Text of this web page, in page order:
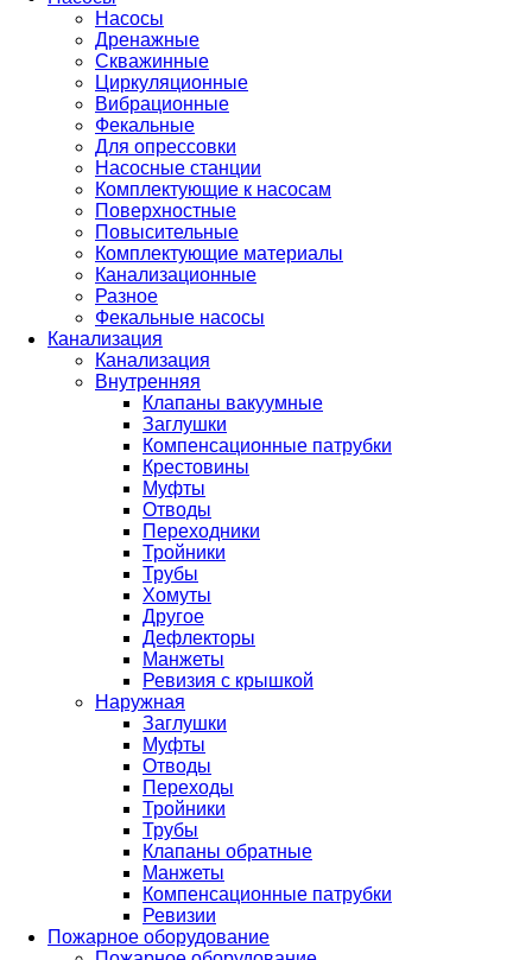
Насосы
Дренажные
Скважинные
Циркуляционные
Вибрационные
Фекальные
Для опрессовки
Насосные станции
Комплектующие к насосам
Поверхностные
Повысительные
Комплектующие материалы
Канализационные
Разное
Фекальные насосы
Канализация
Канализация
Внутренняя
Клапаны вакуумные
Заглушки
Компенсационные патрубки
Крестовины
Муфты
Отводы
Переходники
Тройники
Трубы
Хомуты
Другое
Дефлекторы
Манжеты
Ревизия с крышкой
Наружная
Заглушки
Муфты
Отводы
Переходы
Тройники
Трубы
Клапаны обратные
Манжеты
Компенсационные патрубки
Ревизии
Пожарное оборудование